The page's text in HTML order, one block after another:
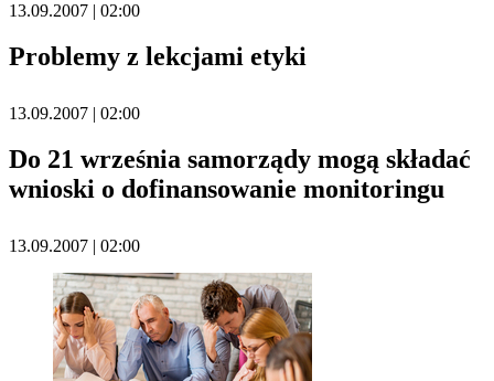
13.09.2007 | 02:00
Problemy z lekcjami etyki
13.09.2007 | 02:00
Do 21 września samorządy mogą składać
wnioski o dofinansowanie monitoringu
13.09.2007 | 02:00